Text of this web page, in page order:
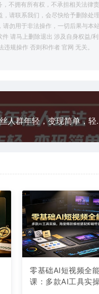
不拥有所有权，不承担相关法律责
请联系我们，会尽快给予删除处理
勿用于非法操作，一切后果与本站
请马上删除退出 涉及自身权益/
规操作 否则和作者 官网 无关。
养生赛道年轻人
零基础AI短视频全
课：多款AI工具实操